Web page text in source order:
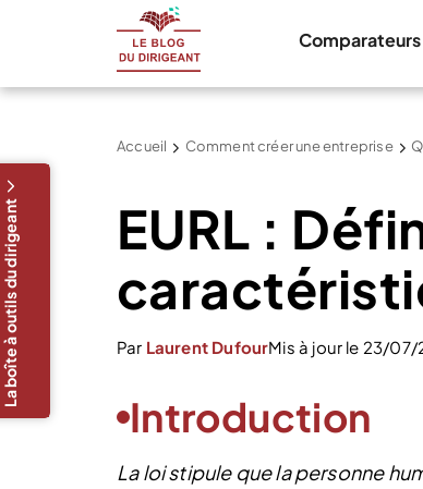
Comparateurs
Accueil Comment créer une entreprise
EURL :
Par Laurent DufourMis à jour le 23/
Introduction
La loi stipule que la personne
La boîte à outils du dirigeant